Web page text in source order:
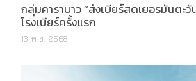
กลุ่มคาราบาว “ส่งเบียร์สดเยอรมันตะ
โรงเบียร์ครั้งแรก
13 พ.ย. 2568